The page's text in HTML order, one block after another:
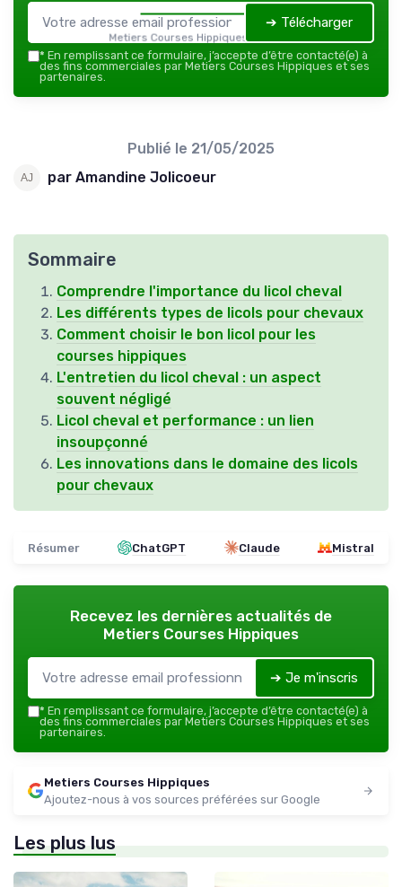
Metiers Courses Hippiques — 2026
➔ Télécharger
* En remplissant ce formulaire, j’accepte d’être contacté(e) à
des fins commerciales par Metiers Courses Hippiques et ses
partenaires.
Publié le 21/05/2025
par Amandine Jolicoeur
Sommaire
Comprendre l'importance du licol cheval
Les différents types de licols pour chevaux
Comment choisir le bon licol pour les
courses hippiques
L'entretien du licol cheval : un aspect
souvent négligé
Licol cheval et performance : un lien
insoupçonné
Les innovations dans le domaine des licols
pour chevaux
Résumer ChatGPT Claude Mistral
Recevez les dernières actualités de
Metiers Courses Hippiques
➔ Je m'inscris
* En remplissant ce formulaire, j’accepte d’être contacté(e) à
des fins commerciales par Metiers Courses Hippiques et ses
partenaires.
Metiers Courses Hippiques
Ajoutez-nous à vos sources préférées sur Google
Les plus lus